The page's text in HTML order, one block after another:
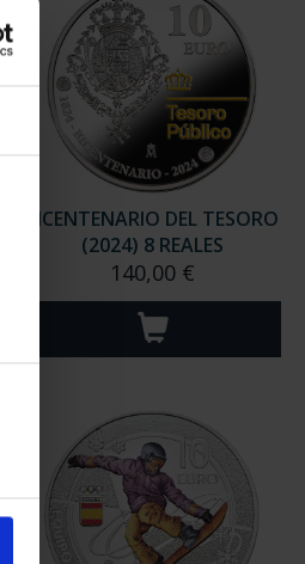
BICENTENARIO DEL TESORO
(2024) 8 REALES
140,00 €